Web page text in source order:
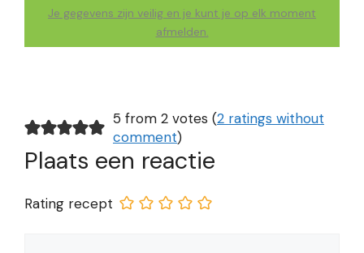
Je gegevens zijn veilig en je kunt je op elk moment
afmelden.
5 from 2 votes (2 ratings without
comment)
Plaats een reactie
Rating recept